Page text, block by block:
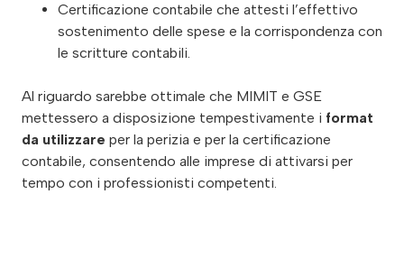
Certificazione contabile che attesti l’effettivo
sostenimento delle spese e la corrispondenza con
le scritture contabili.
Al riguardo sarebbe ottimale che MIMIT e GSE
mettessero a disposizione tempestivamente i format
da utilizzare per la perizia e per la certificazione
contabile, consentendo alle imprese di attivarsi per
tempo con i professionisti competenti.